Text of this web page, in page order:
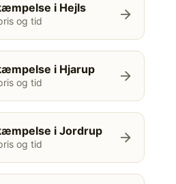
i Hejls
og tid arrow_forward
i Hjarup
og tid arrow_forward
i Jordrup
og tid arrow_forward